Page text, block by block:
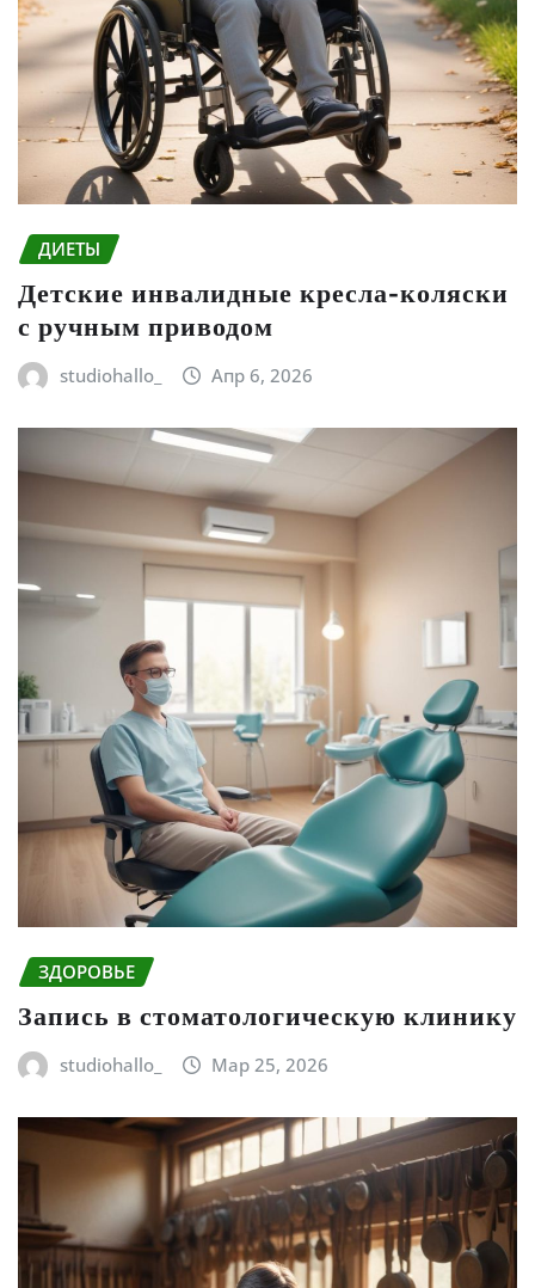
ДИЕТЫ
Детские инвалидные кресла-коляски
с ручным приводом
studiohallo_ Апр 6, 2026
ЗДОРОВЬЕ
Запись в стоматологическую клинику
studiohallo_ Мар 25, 2026